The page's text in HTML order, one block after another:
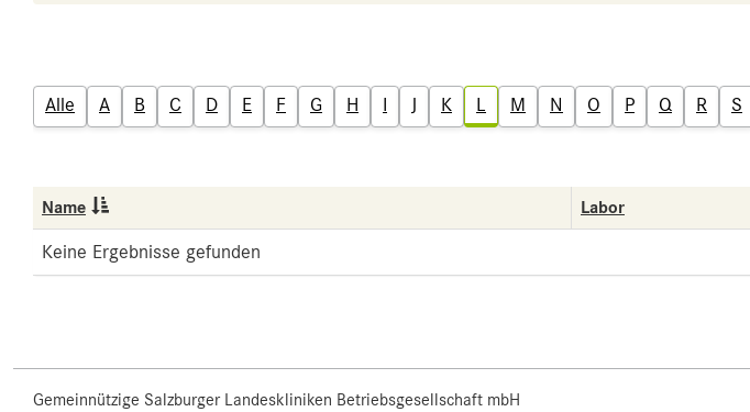
Alle A B C D E F G H I J K L M N O P Q R S
Name Labor
Keine Ergebnisse gefunden
Gemeinnützige Salzburger Landeskliniken Betriebsgesellschaft mbH